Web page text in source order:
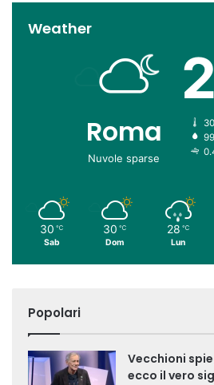
Weather
Roma
Nuvole sparse
30 ℃
Sab
30 ℃
Dom
28 ℃
Lun
Popolari
Vecchioni
ecco il vero